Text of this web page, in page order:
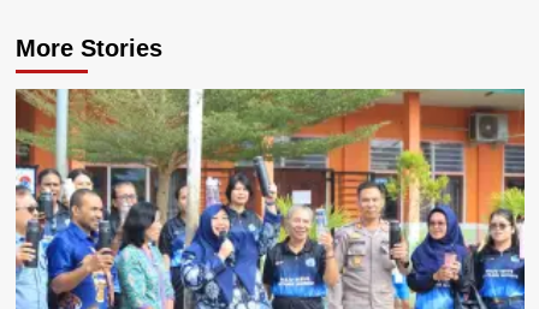
More Stories